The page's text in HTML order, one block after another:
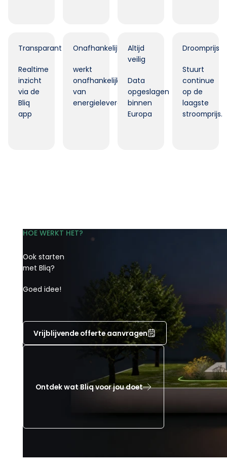
Transparant
Realtime
inzicht
via de
Bliq
app
Onafhankelijk
werkt
onafhankelijk
van
energieleverancier.
Altijd
veilig
Data
opgeslagen
binnen
Europa
Droomprijs
Stuurt
continue
op de
laagste
stroomprijs.
HOE WERKT HET?
Ook starten
met Bliq?
Goed idee!
Vrijblijvende offerte aanvragen
Ontdek wat Bliq voor jou doet